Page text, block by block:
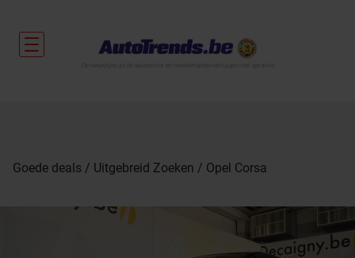
Goede deals Uitgebreid Zoeken Opel Corsa